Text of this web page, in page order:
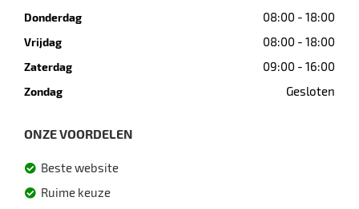
Donderdag 08:00 - 18:00
Vrijdag 08:00 - 18:00
Zaterdag 09:00 - 16:00
Zondag Gesloten
ONZE VOORDELEN
Beste website
Ruime keuze